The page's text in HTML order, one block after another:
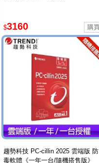
$3160
趨勢科技 PC-cillin 2025 雲端版 防
毒軟體《一年一台/隨機搭售版》